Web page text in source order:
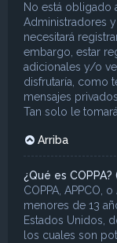
No está obligado
Administradores
necesitará
embargo, estar
adicionales y/o
disfrutaría, como
mensajes
Tan solo le
Arriba
¿Qué es COPPA?
COPPA, APPCO,
menores de 13
Estados Unidos,
los cuales son